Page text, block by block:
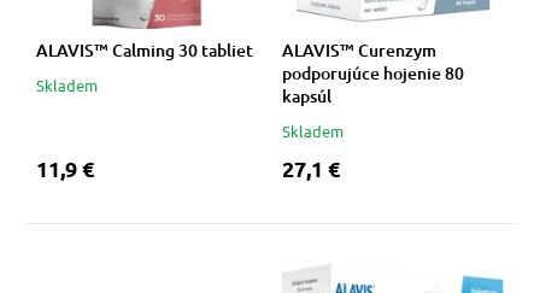
ALAVIS™ Calming 30 tabliet
Skladem
11,9 €
ALAVIS™ Curenzym
podporujúce hojenie 80
kapsúl
Skladem
27,1 €